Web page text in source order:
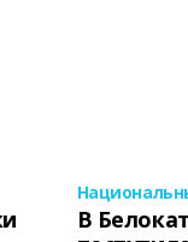
В